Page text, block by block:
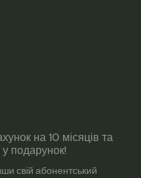
на 10 місяців та
подарунок!
свій абонентський